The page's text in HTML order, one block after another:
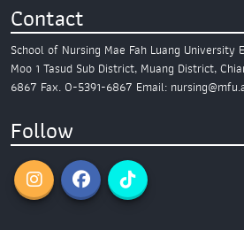
Contact
School of Nursing Mae Fah Luang University
Moo 1 Tasud Sub District, Muang District,
6867 Fax. 0-5391-6867 Email:
Follow